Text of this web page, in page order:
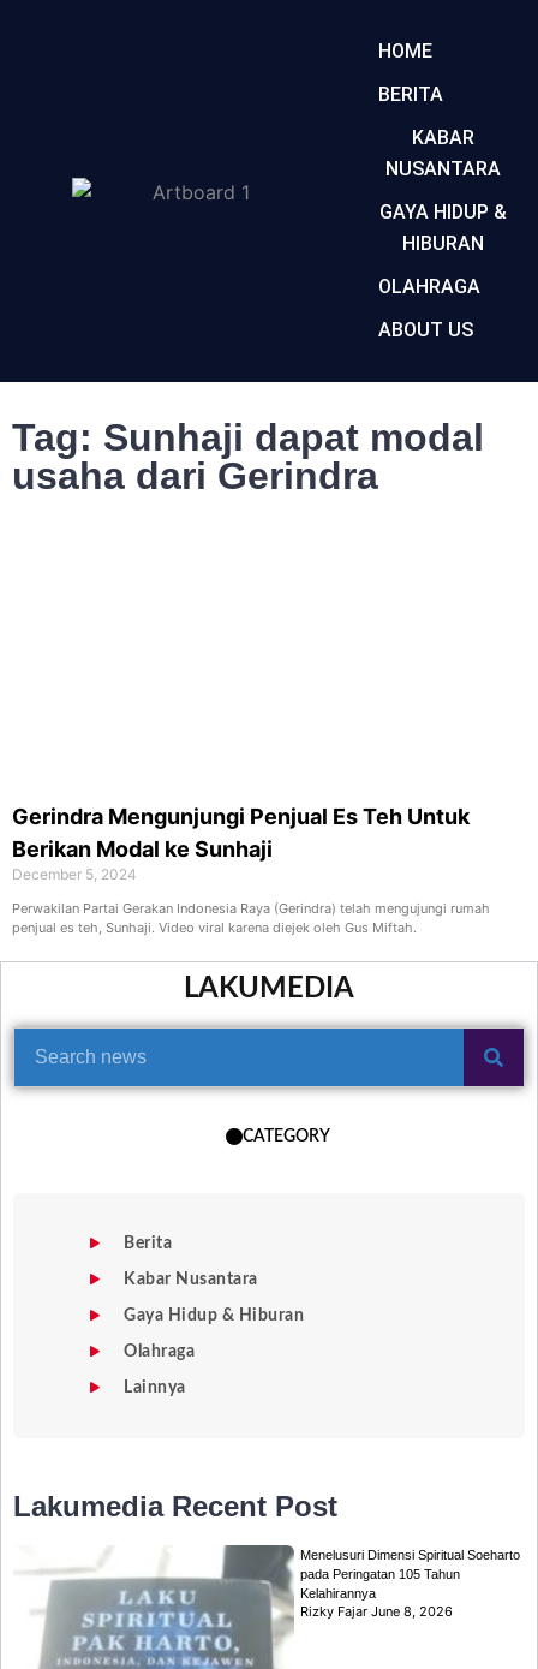
HOME
BERITA
KABAR
NUSANTARA
GAYA HIDUP &
HIBURAN
OLAHRAGA
ABOUT US
Tag: Sunhaji dapat modal
usaha dari Gerindra
Gerindra Mengunjungi Penjual Es Teh Untuk
Berikan Modal ke Sunhaji
December 5, 2024
Perwakilan Partai Gerakan Indonesia Raya (Gerindra) telah mengujungi rumah
penjual es teh, Sunhaji. Video viral karena diejek oleh Gus Miftah.
LAKUMEDIA
CATEGORY
Berita
Kabar Nusantara
Gaya Hidup & Hiburan
Olahraga
Lainnya
Lakumedia Recent Post
Menelusuri Dimensi Spiritual Soeharto
pada Peringatan 105 Tahun
Kelahirannya
Rizky FajarJune 8, 2026